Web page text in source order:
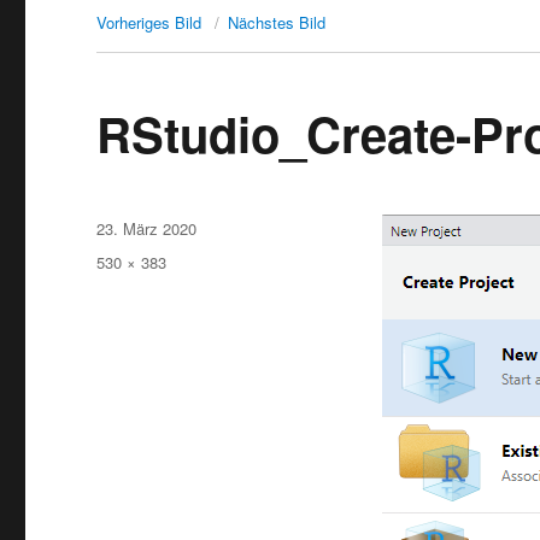
Vorheriges Bild Nächstes Bild
RStudio_Create-
Veröffentlicht
am
23. März 2020
Originalgröße
530 × 383